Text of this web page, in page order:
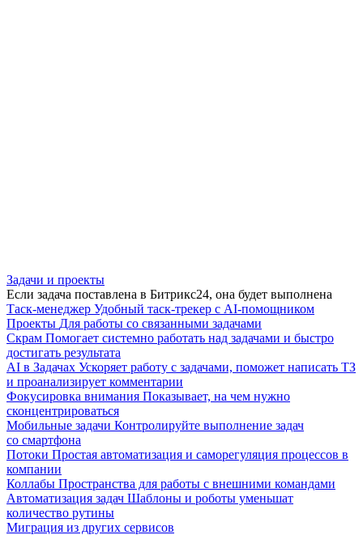
Задачи и проекты
Если задача поставлена в Битрикс24, она будет выполнена
Таск-менеджер Удобный таск-трекер с AI-помощником
Проекты Для работы со связанными задачами
Скрам Помогает системно работать над задачами и быстро
достигать результата
AI в Задачах Ускоряет работу с задачами, поможет написать ТЗ
и проанализирует комментарии
Фокусировка внимания Показывает, на чем нужно
сконцентрироваться
Мобильные задачи Контролируйте выполнение задач
со смартфона
Потоки Простая автоматизация и саморегуляция процессов в
компании
Коллабы Пространства для работы с внешними командами
Автоматизация задач Шаблоны и роботы уменьшат
количество рутины
Миграция из других сервисов